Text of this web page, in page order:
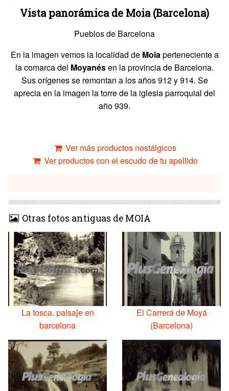
Vista panorámica de Moia (Barcelona)
Pueblos de Barcelona
En la imagen vemos la localidad de Moiaperteneciente a
la comarca del Moyanésen la provincia de Barcelona.
Sus orígenes se remontan a los años 912 y 914. Se
aprecia en la imagen la torre de la iglesia parroquial del
año 939.
Ver más productos nostálgicos
Ver productos con el escudo de tu apellido
Otras fotos antiguas de MOIA
La tosca. paisaje en
barcelona
El Carrerá de Moyá
(Barcelona)